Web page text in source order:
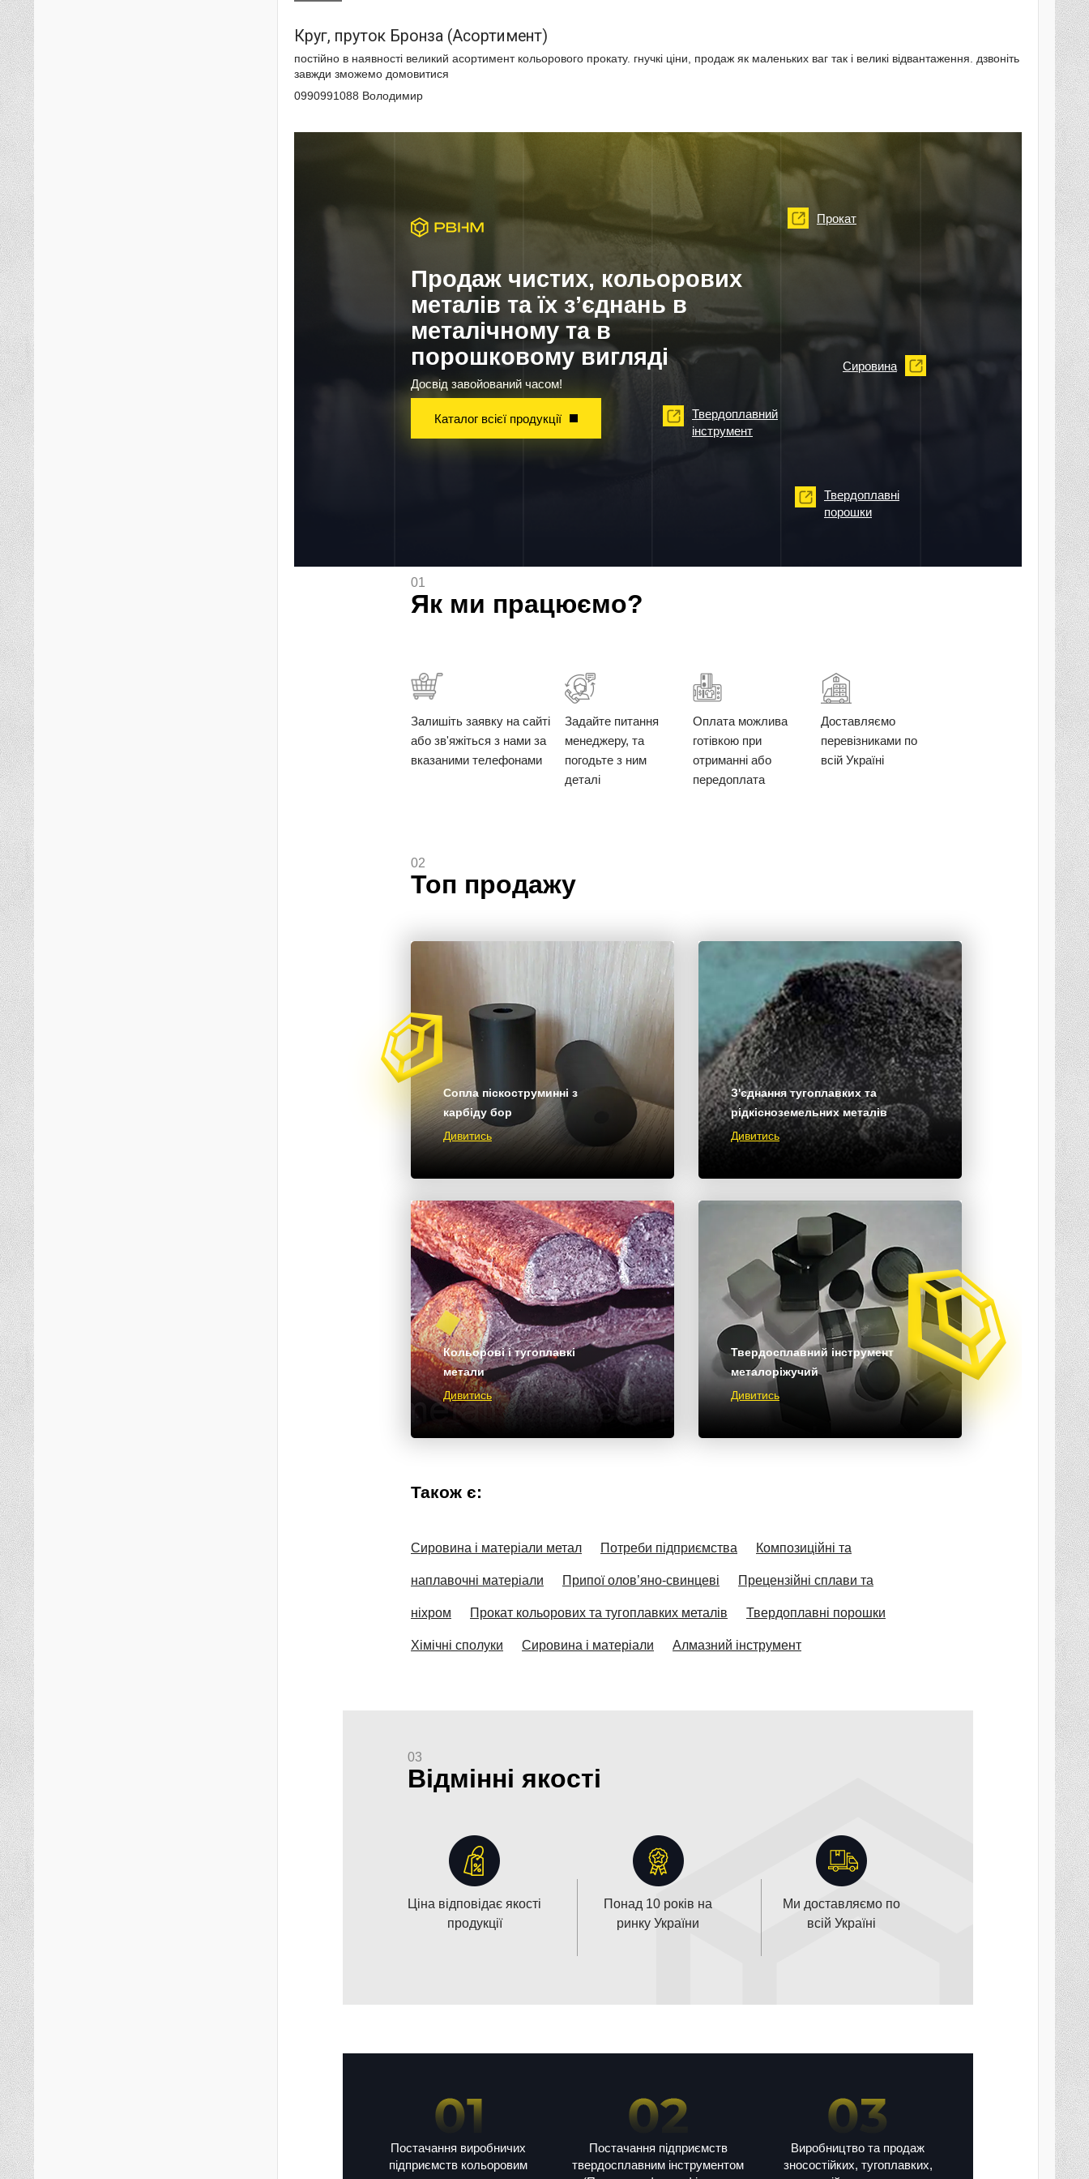
Круг, пруток Бронза (Асортимент)
постійно в наявності великий асортимент кольорового прокату. гнучкі ціни, продаж як маленьких ваг так і великі відвантаження. дзвоніть
завжди зможемо домовитися
0990991088 Володимир
Продаж чистих, кольорових
металів та їх з’єднань в
металічному та в
порошковому вигляді
Досвід завойований часом!
Каталог всієї продукції
Прокат
Твердоплавний
інструмент
Сировина
Твердоплавні
порошки
01
Як ми працюємо?
Залишіть заявку на сайті
або зв'яжіться з нами за
вказаними телефонами
Задайте питання
менеджеру, та
погодьте з ним
деталі
Оплата можлива
готівкою при
отриманні або
передоплата
Доставляємо
перевізниками по
всій Україні
02
Топ продажу
Сопла піскоструминні з
карбіду бор
Дивитись
З'єднання тугоплавких та
рідкісноземельних металів
Дивитись
Кольорові і тугоплавкі
метали
Дивитись
Твердосплавний інструмент
металоріжучий
Дивитись
Також є:
Сировина і матеріали метал Потреби підприємства Композиційні та
наплавочні матеріали Припої олов’яно-свинцеві Прецензійні сплави та
ніхром Прокат кольорових та тугоплавких металів Твердоплавні порошки
Хімічні сполуки Сировина і матеріали Алмазний інструмент
03
Відмінні якості
Ціна відповідає якості
продукції
Понад 10 років на
ринку України
Ми доставляємо по
всій Україні
Постачання виробничих
підприємств кольоровим
Постачання підприємств
твердосплавним інструментом
Виробництво та продаж
зносостійких, тугоплавких,